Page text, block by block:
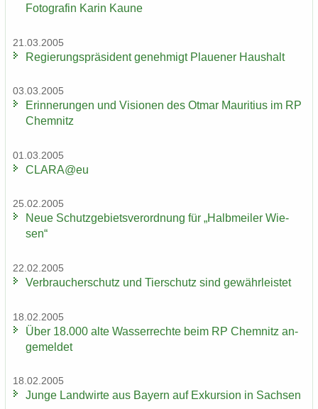
Fo­to­gra­fin Karin Kaune
21.03.2005
Re­gie­rungs­prä­si­dent ge­neh­migt Plaue­ner Haus­halt
03.03.2005
Er­in­ne­run­gen und Vi­sio­nen des Otmar Mau­ri­ti­us im RP
Chem­nitz
01.03.2005
CLARA@eu
25.02.2005
Neue Schutz­ge­biets­ver­ord­nung für „Halb­mei­ler Wie­
sen“
22.02.2005
Ver­brau­cher­schutz und Tier­schutz sind ge­währ­leis­tet
18.02.2005
Über 18.000 alte Was­ser­rech­te beim RP Chem­nitz an­
ge­mel­det
18.02.2005
Junge Land­wir­te aus Bay­ern auf Ex­kur­si­on in Sach­sen